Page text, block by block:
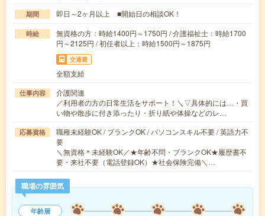
期間 即日～2ヶ月以上 ■開始日の相談OK！
時給
無資格の方：時給1400円～1750円 / 介護福祉士：時給1700
円～2125円 / 初任者以上：時給1500円～1875円
交通費
全額支給
仕事内容
介護関連
／利用者の方の日常生活をサポート！＼▽具体的には…・買
い物や散歩に付き添ったり・折り紙や体操などのレ…
応募資格
職種未経験OK / ブランクOK / パソコンスキル不要 / 英語力不
要
＼無資格＊未経験OK／★年齢不問・ブランクOK★履歴書不
要・来社不要（電話登録OK）★社会保険完備＼…
職場の雰囲気
年齢層